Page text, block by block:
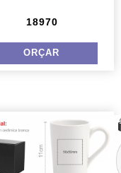
18970